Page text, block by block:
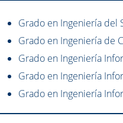
Grado en Ingeniería del
Grado en Ingeniería de
Grado en Ingeniería
Grado en Ingeniería
Grado en Ingeniería